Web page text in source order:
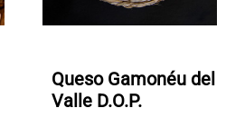
Queso Gamonéu del
Valle D.O.P.